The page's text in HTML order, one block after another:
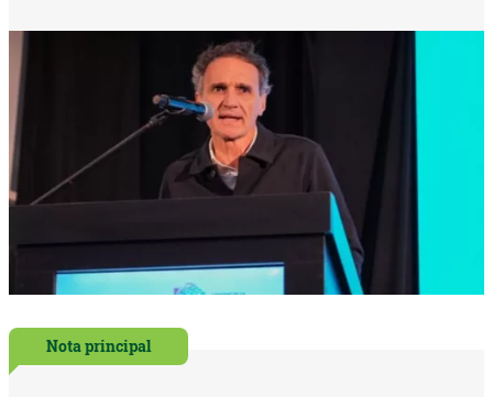
Nota principal